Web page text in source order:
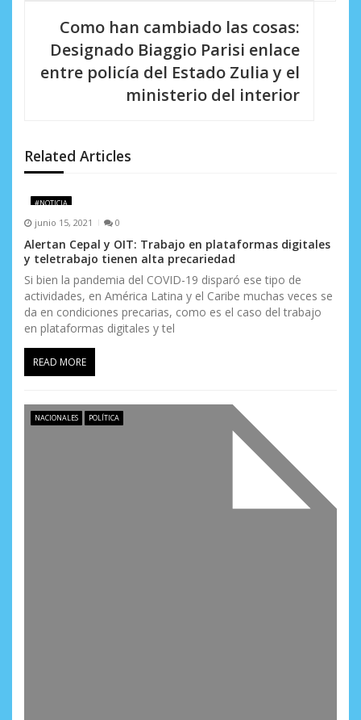
d
e
n
t
r
a
d
s
Como han cambiado las cosas:
Designado Biaggio Parisi enlace
entre policía del Estado Zulia y el
ministerio del interior
Related Articles
#NOTICIA
junio 15, 2021 0
Alertan Cepal y OIT: Trabajo en plataformas digitales
y teletrabajo tienen alta precariedad
Si bien la pandemia del COVID-19 disparó ese tipo de
actividades, en América Latina y el Caribe muchas veces se
da en condiciones precarias, como es el caso del trabajo
en plataformas digitales y tel
READ MORE
NACIONALES POLÍTICA